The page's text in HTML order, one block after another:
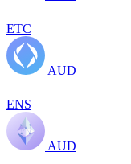
ETC
AUD
ENS
AUD